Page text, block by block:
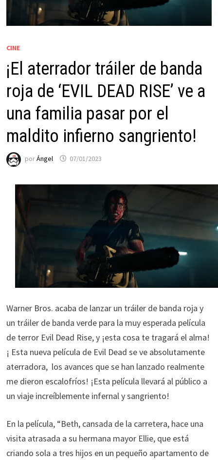
CINE
¡El aterrador tráiler de banda
roja de ‘EVIL DEAD RISE’ ve a
una familia pasar por el
maldito infierno sangriento!
porÁngel 07/01/2023
Warner Bros. acaba de lanzar un tráiler de banda roja y
un tráiler de banda verde para la muy esperada película
de terror Evil Dead Rise, y ¡esta cosa te tragará el alma!
¡ Esta nueva película de Evil Dead se ve absolutamente
aterradora, los avances que se han lanzado realmente
me dieron escalofríos! ¡Esta película llevará al público a
un viaje increíblemente infernal y sangriento!
En la película, “Beth, cansada de la carretera, hace una
visita atrasada a su hermana mayor Ellie, que está
criando sola a tres hijos en un pequeño apartamento de